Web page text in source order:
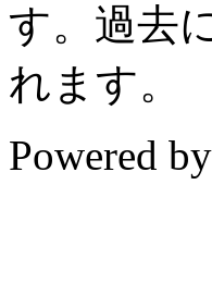
す。過去
れます。
Powered by